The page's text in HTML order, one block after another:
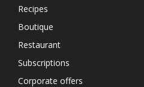
Recipes
Boutique
Restaurant
Subscriptions
Corporate offers